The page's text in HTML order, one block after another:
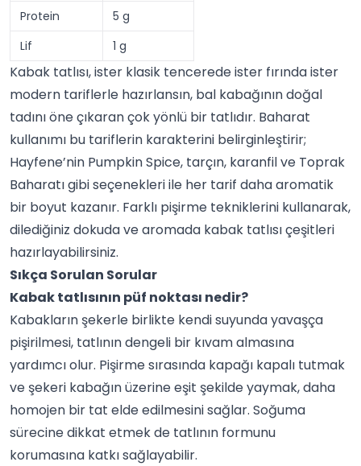
Protein
5 g
Lif
1 g
Kabak tatlısı, ister klasik tencerede ister fırında ister
modern tariflerle hazırlansın, bal kabağının doğal
tadını öne çıkaran çok yönlü bir tatlıdır. Baharat
kullanımı bu tariflerin karakterini belirginleştirir;
Hayfene’nin Pumpkin Spice, tarçın, karanfil ve Toprak
Baharatı gibi seçenekleri ile her tarif daha aromatik
bir boyut kazanır. Farklı pişirme tekniklerini kullanarak,
dilediğiniz dokuda ve aromada kabak tatlısı çeşitleri
hazırlayabilirsiniz.
Sıkça Sorulan Sorular
Kabak tatlısının püf noktası nedir?
Kabakların şekerle birlikte kendi suyunda yavaşça
pişirilmesi, tatlının dengeli bir kıvam almasına
yardımcı olur. Pişirme sırasında kapağı kapalı tutmak
ve şekeri kabağın üzerine eşit şekilde yaymak, daha
homojen bir tat elde edilmesini sağlar. Soğuma
sürecine dikkat etmek de tatlının formunu
korumasına katkı sağlayabilir.